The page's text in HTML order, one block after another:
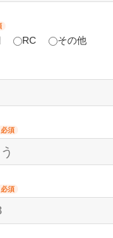
RC その他
必須
必須